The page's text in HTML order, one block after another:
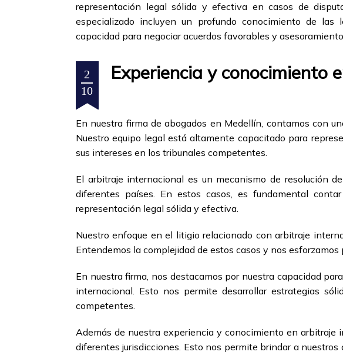
representación legal sólida y efectiva en casos de
especializado incluyen un profundo conocimiento de las
capacidad para negociar acuerdos favorables y
2
10
Experiencia y conocimiento
En nuestra firma de abogados en Medellín, contamos con
Nuestro equipo legal está altamente capacitado para
sus intereses en los tribunales competentes.
El arbitraje internacional es un mecanismo de resolución
diferentes países. En estos casos, es fundamental
representación legal sólida y efectiva.
Nuestro enfoque en el litigio relacionado con arbitraje
Entendemos la complejidad de estos casos y nos
En nuestra firma, nos destacamos por nuestra capacidad
internacional. Esto nos permite desarrollar estrategias
competentes.
Además de nuestra experiencia y conocimiento en
diferentes jurisdicciones. Esto nos permite brindar a